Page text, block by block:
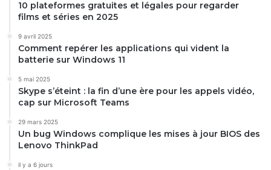
10 plateformes gratuites et légales pour regarder
films et séries en 2025
9 avril 2025
Comment repérer les applications qui vident la
batterie sur Windows 11
5 mai 2025
Skype s’éteint : la fin d’une ère pour les appels vidéo,
cap sur Microsoft Teams
29 mars 2025
Un bug Windows complique les mises à jour BIOS des
Lenovo ThinkPad
il y a 6 jours